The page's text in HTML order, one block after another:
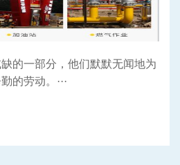
的一部分，他们默默无闻地为
的劳动。···